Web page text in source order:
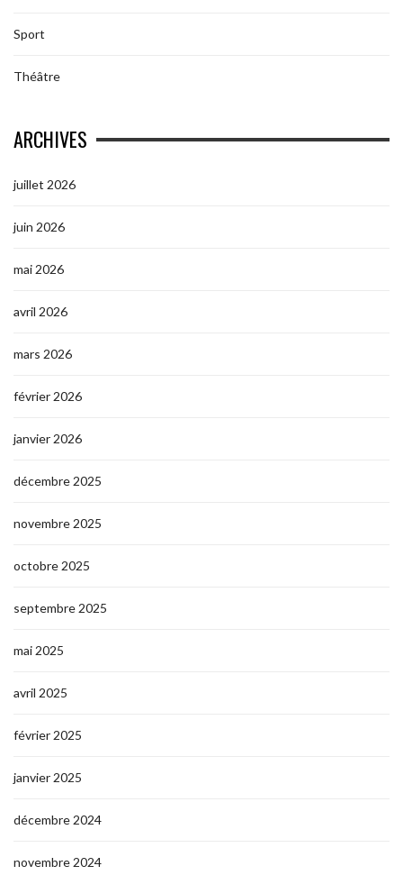
Sport
Théâtre
ARCHIVES
juillet 2026
juin 2026
mai 2026
avril 2026
mars 2026
février 2026
janvier 2026
décembre 2025
novembre 2025
octobre 2025
septembre 2025
mai 2025
avril 2025
février 2025
janvier 2025
décembre 2024
novembre 2024